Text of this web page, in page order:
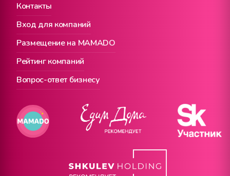
Вход для компаний
Размещение на MAMADO
Рейтинг компаний
Контакты
Вопрос-ответ бизнесу